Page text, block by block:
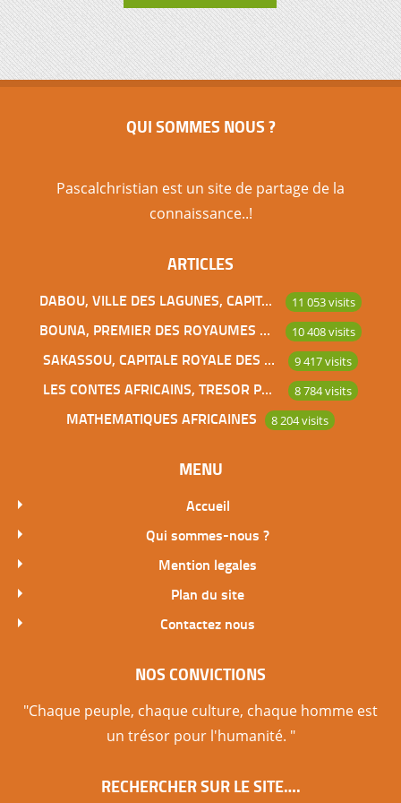
QUI SOMMES NOUS ?
Pascalchristian est un site de partage de la
connaissance..!
ARTICLES
DABOU, VILLE DES LAGUNES, CAPITALE DES ADJOUKROU 11 053 visits
BOUNA, PREMIER DES ROYAUMES DE CÔTE D’IVOIRE 10 408 visits
SAKASSOU, CAPITALE ROYALE DES BAOULES 9 417 visits
LES CONTES AFRICAINS, TRESOR POUR L’HUMANITE 8 784 visits
MATHEMATIQUES AFRICAINES 8 204 visits
MENU
Accueil
Qui sommes-nous ?
Mention legales
Plan du site
Contactez nous
NOS CONVICTIONS
"Chaque peuple, chaque culture, chaque homme est
un trésor pour l'humanité. "
RECHERCHER SUR LE SITE….